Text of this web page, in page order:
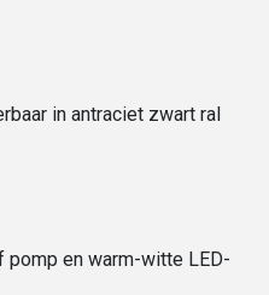
in antraciet zwart ral
pomp en warm-witte LED-